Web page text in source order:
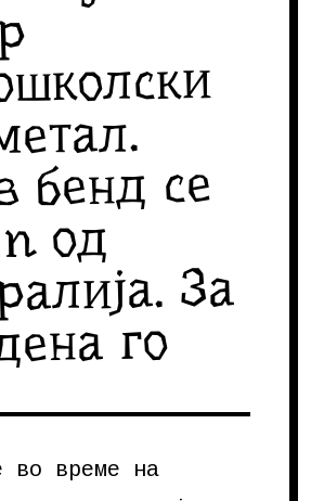
бенд се
од
За
го
во време на